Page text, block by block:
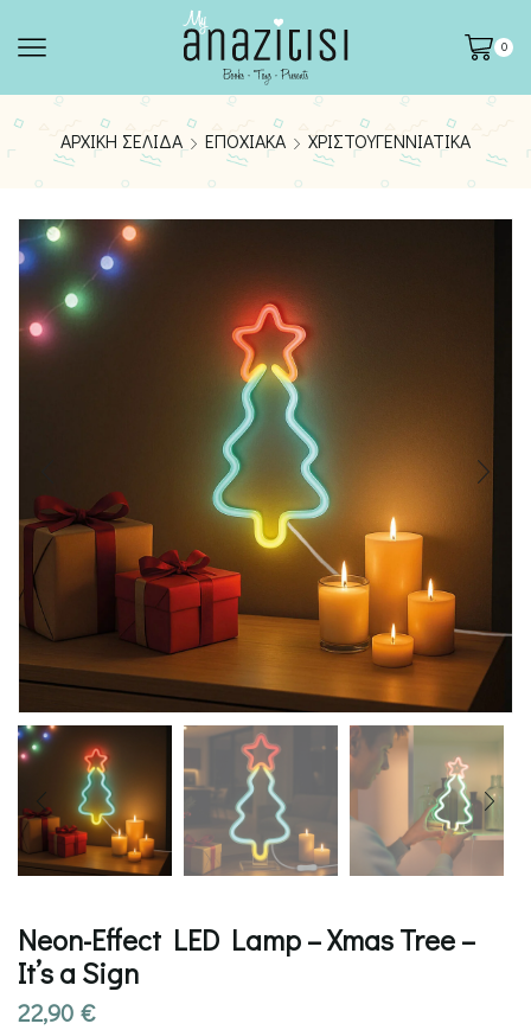
0
ΑΡΧΙΚΉ ΣΕΛΊΔΑ ΕΠΟΧΙΑΚΆ ΧΡΙΣΤΟΥΓΕΝΝΙΆΤΙΚΑ
Neon-Effect LED Lamp – Xmas Tree –
It’s a Sign
22,90 €